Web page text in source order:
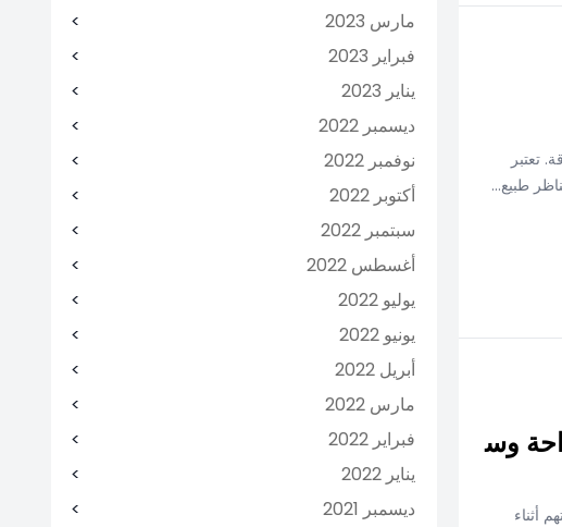
تعتبر
طبيع...
وس
أثناء
مارس 2023
فبراير 2023
يناير 2023
ديسمبر 2022
نوفمبر 2022
أكتوبر 2022
سبتمبر 2022
أغسطس 2022
يوليو 2022
يونيو 2022
أبريل 2022
مارس 2022
فبراير 2022
يناير 2022
ديسمبر 2021